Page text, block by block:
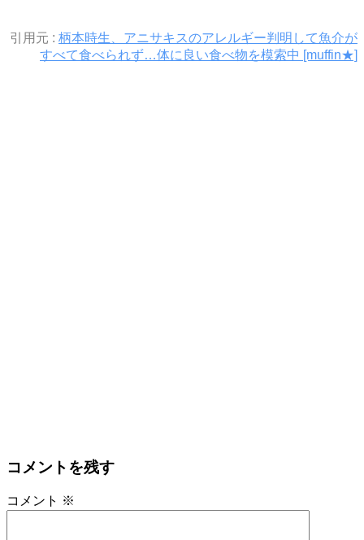
引用元 : 柄本時生、アニサキスのアレルギー判明して魚介が
すべて食べられず…体に良い食べ物を模索中 [muffin★]
コメントを残す
コメント ※